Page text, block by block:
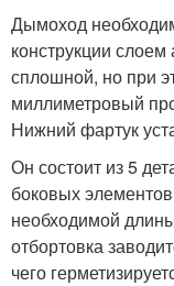
Дымоход
конструкции слоем
сплошной, но при
миллиметровый
Нижний фартук
Он состоит из 5
боковых
необходимой
отбортовка
чего